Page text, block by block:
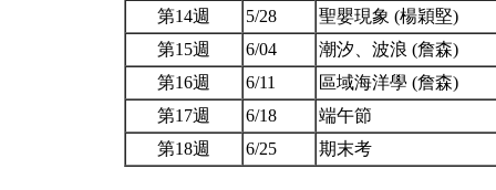
第14週 5/28
聖嬰現象 (楊穎堅)
第15週
6/04
潮汐、波浪 (詹森)
第16週
6/11
區域海洋學 (詹森)
第17週
6/18
端午節
第18週
6/25 期末考